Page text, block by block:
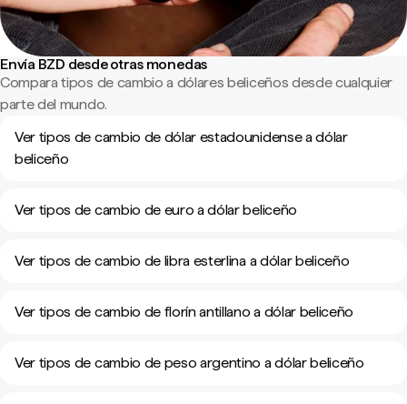
Envía BZD desde otras monedas
Compara tipos de cambio a dólares beliceños desde cualquier
parte del mundo.
Ver tipos de cambio de dólar estadounidense a dólar
beliceño
Ver tipos de cambio de euro a dólar beliceño
Ver tipos de cambio de libra esterlina a dólar beliceño
Ver tipos de cambio de florín antillano a dólar beliceño
Ver tipos de cambio de peso argentino a dólar beliceño